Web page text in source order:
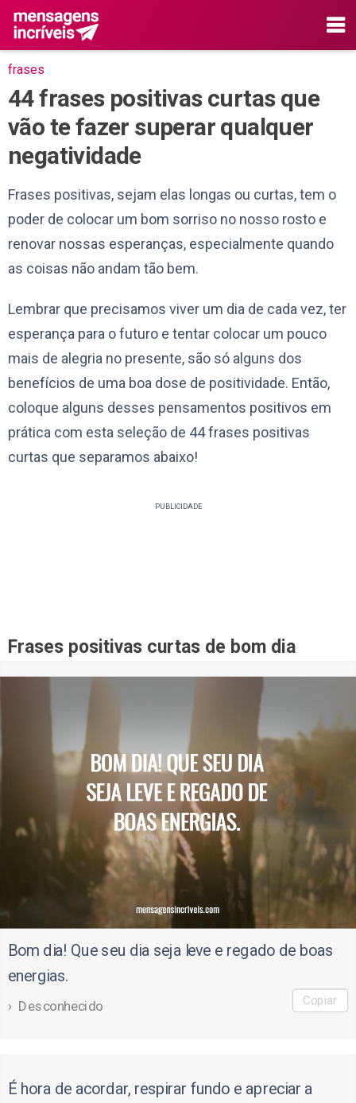
frases
44 frases positivas curtas que
vão te fazer superar qualquer
negatividade
Frases positivas, sejam elas longas ou curtas, tem o
poder de colocar um bom sorriso no nosso rosto e
renovar nossas esperanças, especialmente quando
as coisas não andam tão bem.
Lembrar que precisamos viver um dia de cada vez, ter
esperança para o futuro e tentar colocar um pouco
mais de alegria no presente, são só alguns dos
benefícios de uma boa dose de positividade. Então,
coloque alguns desses pensamentos positivos em
prática com esta seleção de 44 frases positivas
curtas que separamos abaixo!
PUBLICIDADE
Frases positivas curtas de bom dia
Bom dia! Que seu dia seja leve e regado de boas
energias.
Desconhecido Copiar
É hora de acordar, respirar fundo e apreciar a